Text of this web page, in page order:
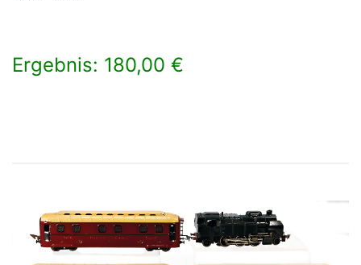
Ergebnis: 180,00 €